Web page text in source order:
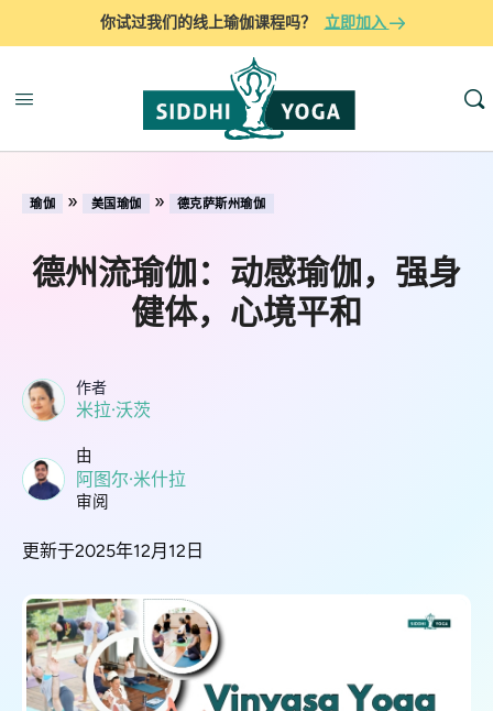
你试过我们的线上瑜伽课程吗？ 立即加入
瑜伽 » 美国瑜伽 » 德克萨斯州瑜伽
德州流瑜伽：动感瑜伽，强身
健体，心境平和
作者
米拉·沃茨
由
阿图尔·米什拉
审阅
更新于2025年12月12日